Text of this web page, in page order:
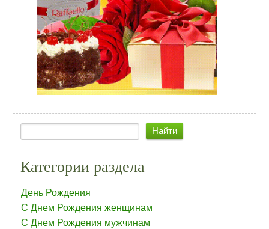
Категории раздела
День Рождения
С Днем Рождения женщинам
С Днем Рождения мужчинам